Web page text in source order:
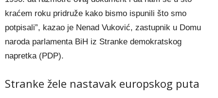
kraćem roku pridruže kako bismo ispunili što smo
potpisali”, kazao je Nenad Vuković, zastupnik u Domu
naroda parlamenta BiH iz Stranke demokratskog
napretka (PDP).
Stranke žele nastavak europskog puta